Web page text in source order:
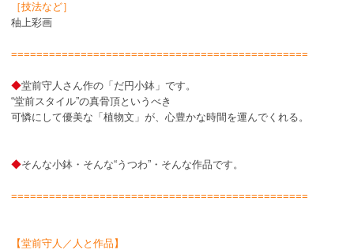
［技法など］
秞上彩画
===============================================
◆堂前守人さん作の「だ円小鉢」です。
“堂前スタイル”の真骨頂というべき
可憐にして優美な「植物文」が、心豊かな時間を運んでくれる。
◆そんな小鉢・そんな“うつわ”・そんな作品です。
===============================================
【堂前守人／人と作品】